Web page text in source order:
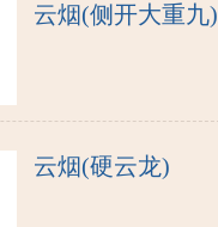
云烟(侧开大重九)
云烟(硬云龙)